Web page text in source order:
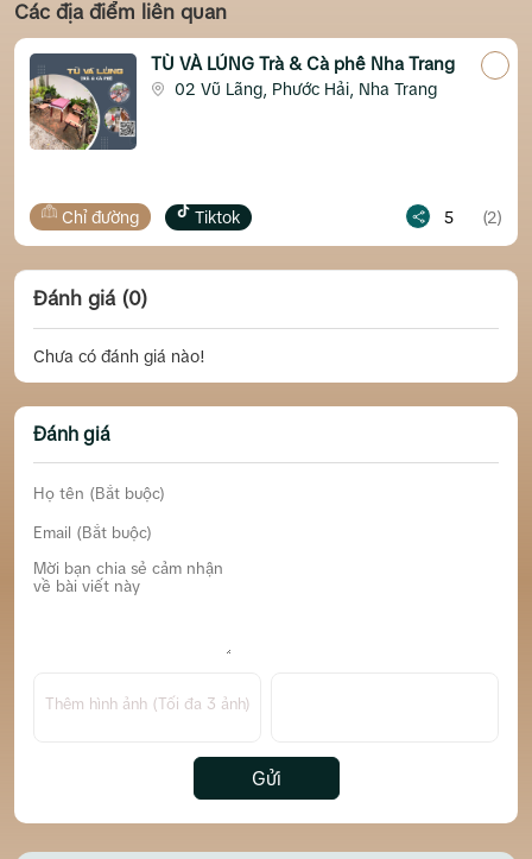
Các địa điểm liên quan
TÙ VÀ LỦNG Trà & Cà phê Nha Trang
02 Vũ Lãng, Phước Hải, Nha Trang
Tiktok Chỉ đường
Đánh giá (0)
Chưa có đánh giá nào!
Đánh giá
Thêm hình ảnh (Tối đa 3 ảnh)
Gửi